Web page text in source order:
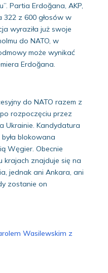
Partia Erdoğana, AKP,
z 600 głosów w
wyraziła już swoje
do NATO, w
może wynikać
Erdoğana.
do NATO razem z
rozpoczęciu przez
Ukrainie. Kandydatura
blokowana
Węgier. Obecnie
krajach znajduje się na
jednak ani Ankara, ani
zostanie on
Wasilewskim z